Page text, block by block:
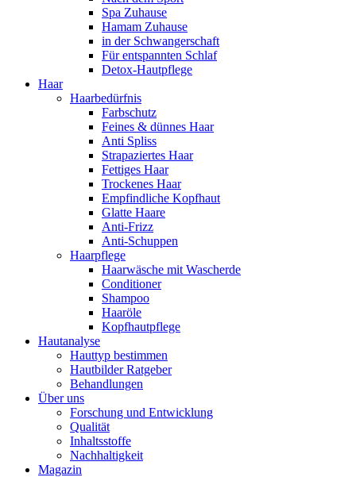
Spa Zuhause
Hamam Zuhause
in der Schwangerschaft
Für entspannten Schlaf
Detox-Hautpflege
Haar
Haarbedürfnis
Farbschutz
Feines & dünnes Haar
Anti Spliss
Strapaziertes Haar
Fettiges Haar
Trockenes Haar
Empfindliche Kopfhaut
Glatte Haare
Anti-Frizz
Anti-Schuppen
Haarpflege
Haarwäsche mit Wascherde
Conditioner
Shampoo
Haaröle
Kopfhautpflege
Hautanalyse
Hauttyp bestimmen
Hautbilder Ratgeber
Behandlungen
Über uns
Forschung und Entwicklung
Qualität
Inhaltsstoffe
Nachhaltigkeit
Magazin